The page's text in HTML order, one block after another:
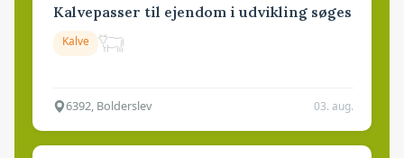
Kalvepasser til ejendom i udvikling søges
Kalve
6392, Bolderslev 03. aug.